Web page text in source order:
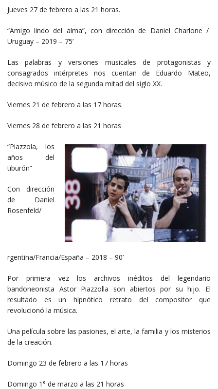
Jueves 27 de febrero a las 21 horas.
“Amigo lindo del alma”, con dirección de Daniel Charlone /
Uruguay – 2019 – 75’
Las palabras y versiones musicales de protagonistas y
consagrados intérpretes nos cuentan de Eduardo Mateo,
decisivo músico de la segunda mitad del siglo XX.
Viernes 21 de febrero a las 17 horas.
Viernes 28 de febrero a las 21 horas
“Piazzola, los
años del
tiburón”
Con dirección
de Daniel
Rosenfeld/
rgentina/Francia/España – 2018 – 90’
Por primera vez los archivos inéditos del legendario
bandoneonista Astor Piazzolla son abiertos por su hijo. El
resultado es un hipnótico retrato del compositor que
revolucionó la música.
Una película sobre las pasiones, el arte, la familia y los misterios
de la creación.
Domingo 23 de febrero a las 17 horas
Domingo 1° de marzo a las 21 horas